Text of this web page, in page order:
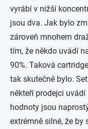
vyrábí v nižší
jsou dva. Jak bylo
zároveň mnohem
tím, že někdo uvádí
90%. Taková
tak skutečně bylo.
někteří prodejci uvádí
hodnoty jsou
extrémně silné, že by